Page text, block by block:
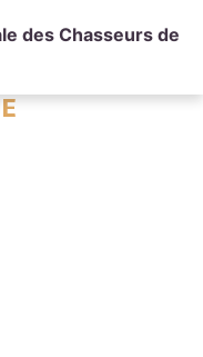
des Chasseurs de